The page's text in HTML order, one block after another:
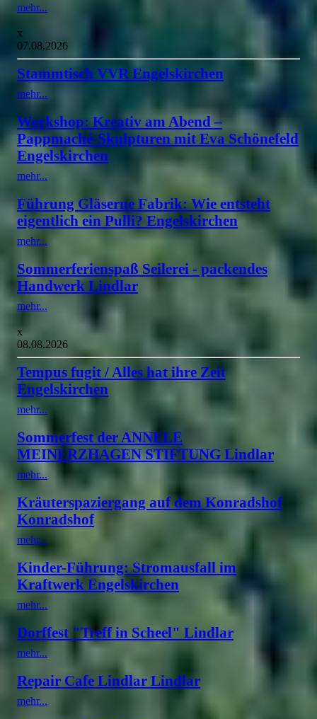
mehr...
x
07.08.2026
Stammtisch VVR Engelskirchen
mehr...
Workshop: Kreativ am Abend –
Pappmaché-Skulpturen mit Eva Schönefeld
Engelskirchen
mehr...
Führung Gläserne Fabrik: Wie entsteht
eigentlich ein Pulli? Engelskirchen
mehr...
Sommerferienspaß Seilerei - packendes
Handwerk Lindlar
mehr...
x
08.08.2026
Tempus fugit / Alles hat ihre Zeit
Engelskirchen
mehr...
Sommerfest der ANNELE
MEINERZHAGEN STIFTUNG Lindlar
mehr...
Kräuterspaziergang auf dem Konradshof
Konradshof
mehr...
Kinder-Führung: Stromausfall im
Kraftwerk Engelskirchen
mehr...
Dorffest "Treff in Scheel" Lindlar
mehr...
Repair Cafe Lindlar Lindlar
mehr...